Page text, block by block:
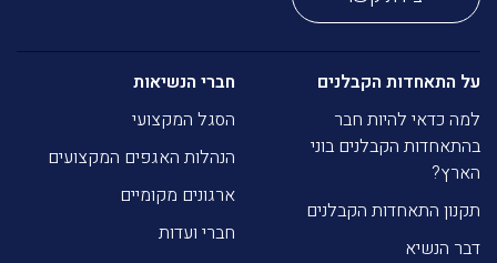
על התאחדות הקבלנים
למה כדאי להיות חבר
בהתאחדות הקבלנים בוני
הארץ?
תקנון התאחדות הקבלנים
דבר הנשיא
חברי הנשיאות
הסגל המקצועי
הנהלות האגפים המקצועים
ארגונים מקומיים
חברי ועדות